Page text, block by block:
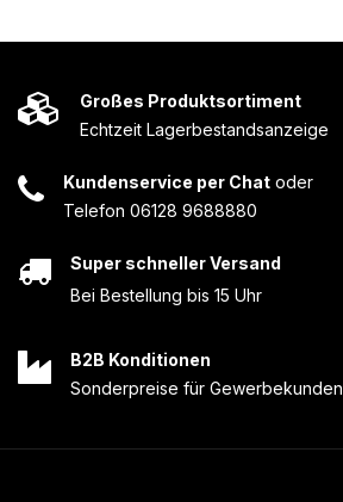
Großes Produktsortiment
Echtzeit Lagerbestandsanzeige
Kundenservice per Chat oder
Telefon 06128 9688880
Super schneller Versand
Bei Bestellung bis 15 Uhr
B2B Konditionen
Sonderpreise für Gewerbekunden